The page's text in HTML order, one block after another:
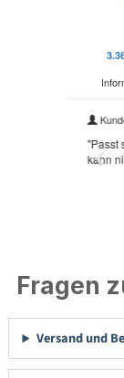
Fragen
Versand und